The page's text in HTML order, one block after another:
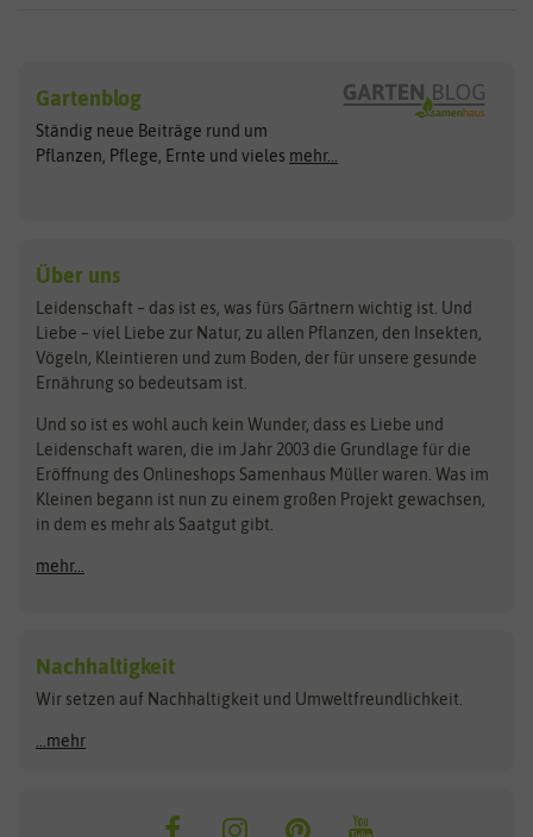
Exotische Samen
Gemüsesamen
Gründünger
Kräutersamen
Obstsamen
Pilzbrut
Rasensamen
Steckzwiebeln
Zimmer & Kübelpflanzen
Kataloge
Schnäppchen
Anzucht & Gartenzubehör
Anzuchtschalen
Heizmatte & Heizkabel
Kokos-Quelltabletten
Zimmergewächshaus
Arche Noah
ASB Greenworld
Benary
Bingenheimer Saatgut
Bionana
BIOWOL
Blumicorn
Bûten Birds
Carl Pabst
Clever Pots
COMPO
Dürr-Samen
Feldsaaten Freudenberger
Fertil
Flora Elite
Florissa
Flortis
Franchi Sementi
Hortitops
JUB Holland
Gartenblog
Ständig neue Beiträge rund um
Pflanzen, Pflege, Ernte und vieles mehr...
Über uns
Leidenschaft – das ist es, was fürs Gärtnern wichtig ist. Und
Liebe – viel Liebe zur Natur, zu allen Pflanzen, den Insekten,
Vögeln, Kleintieren und zum Boden, der für unsere gesunde
Ernährung so bedeutsam ist.
Und so ist es wohl auch kein Wunder, dass es Liebe und
Leidenschaft waren, die im Jahr 2003 die Grundlage für die
Eröffnung des Onlineshops Samenhaus Müller waren. Was im
Kleinen begann ist nun zu einem großen Projekt gewachsen,
in dem es mehr als Saatgut gibt.
mehr...
Nachhaltigkeit
Wir setzen auf Nachhaltigkeit und Umweltfreundlichkeit.
...mehr